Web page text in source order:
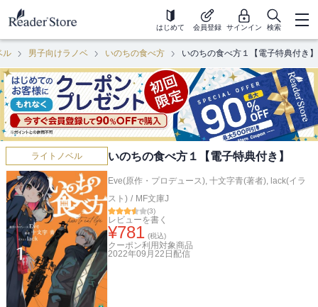
はじめて 会員登録 サインイン 検索
ル 男子向けラノベ いのちの食べ方 いのちの食べ方１【電子特典付き】
ライトノベル いのちの食べ方１【電子特典付き】
Eve(原作・プロデュース), 十文字青(著者), lack(イラ
スト) / MF文庫J
(3)
レビューを書く
¥781 (税込)
クーポン利用対象商品
2022年09月22日 配信